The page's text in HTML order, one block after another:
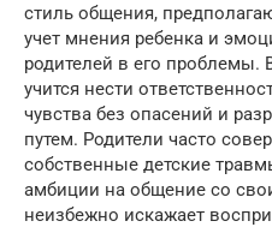
стиль общения,
учет мнения ребенка и
родителей в его проблемы.
учится нести
чувства без опасений и
путем. Родители часто
собственные детские
амбиции на общение со
неизбежно искажает